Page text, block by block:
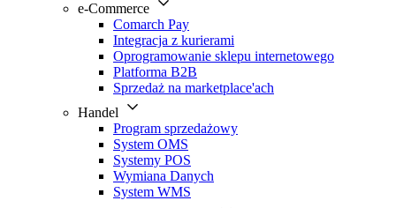
e-Commerce
Comarch Pay
Integracja z kurierami
Oprogramowanie sklepu internetowego
Platforma B2B
Sprzedaż na marketplace'ach
Handel
Program sprzedażowy
System OMS
Systemy POS
Wymiana Danych
System WMS